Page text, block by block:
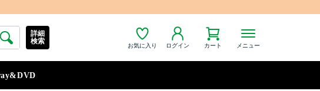
お気に入り ログイン カート メニュー
詳細
検索